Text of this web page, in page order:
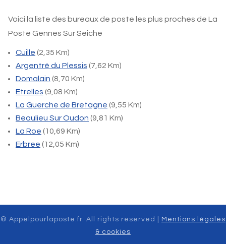
Voici la liste des bureaux de poste les plus proches de La
Poste Gennes Sur Seiche
Cuille (2,35 Km)
Argentré du Plessis (7,62 Km)
Domalain (8,70 Km)
Etrelles (9,08 Km)
La Guerche de Bretagne (9,55 Km)
Beaulieu Sur Oudon (9,81 Km)
La Roe (10,69 Km)
Erbree (12,05 Km)
© Appelpourlaposte.fr. All rights reserved |
Mentions légales
& cookies